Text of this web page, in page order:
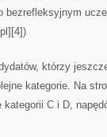
którzy
kategorie. Na
kategorii C i D,